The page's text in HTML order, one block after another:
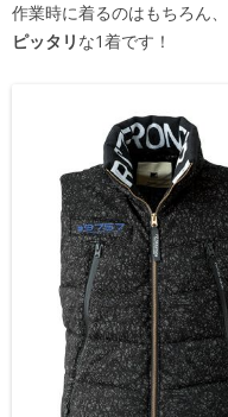
作業時に着るのはもちろん、
ピッタリ な1着です！